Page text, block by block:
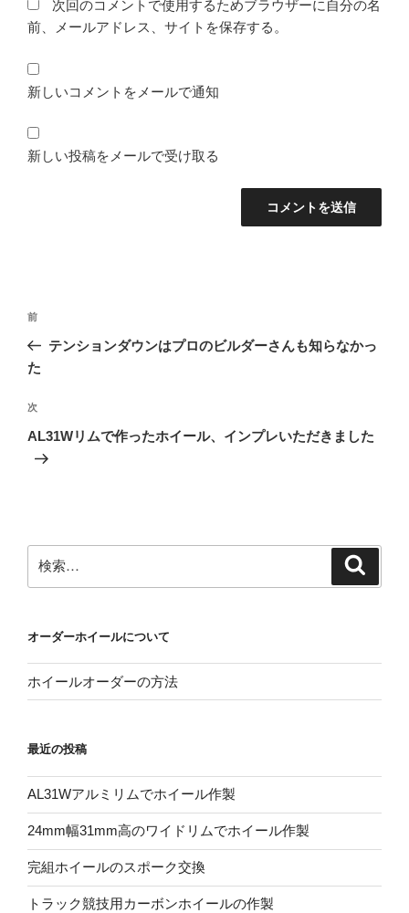
次回のコメントで使用するためブラウザーに自分の名
前、メールアドレス、サイトを保存する。
新しいコメントをメールで通知
新しい投稿をメールで受け取る
投
ナ
ゲ
ー
シ
前
の
投
前
テンションダウンはプロのビルダーさんも知らなかっ
た
次
の
次
AL31Wリムで作ったホイール、インプレいただきました
索:
オーダーホイールについて
ホイールオーダーの方法
最近の投稿
AL31Wアルミリムでホイール作製
24mm幅31mm高のワイドリムでホイール作製
完組ホイールのスポーク交換
トラック競技用カーボンホイールの作製